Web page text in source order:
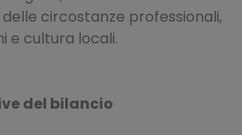
circostanze professionali,
e cultura locali.
del bilancio